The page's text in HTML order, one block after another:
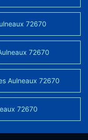
72670
72670
Aulneaux 72670
72670